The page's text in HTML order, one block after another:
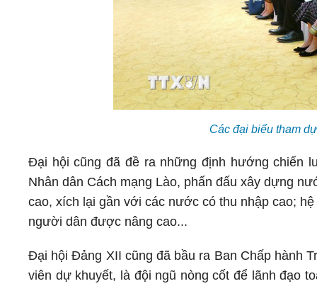
Các đại biểu tham
Đại hội cũng đã đề ra những định hướng chiến
Nhân dân Cách mạng Lào, phấn đấu xây dựng
cao, xích lại gần với các nước có thu nhập cao;
người dân được nâng cao...
Đại hội Đảng XII cũng đã bầu ra Ban Chấp hành
viên dự khuyết, là đội ngũ nòng cốt để lãnh đạo